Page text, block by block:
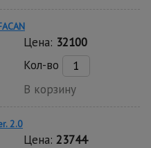
Цена: 32100
Кол-во
В корзину
2.0
Цена: 23744